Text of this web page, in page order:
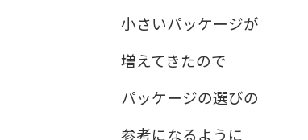
小さいパッケージが
増えてきたので
パッケージの選びの
参考になるように